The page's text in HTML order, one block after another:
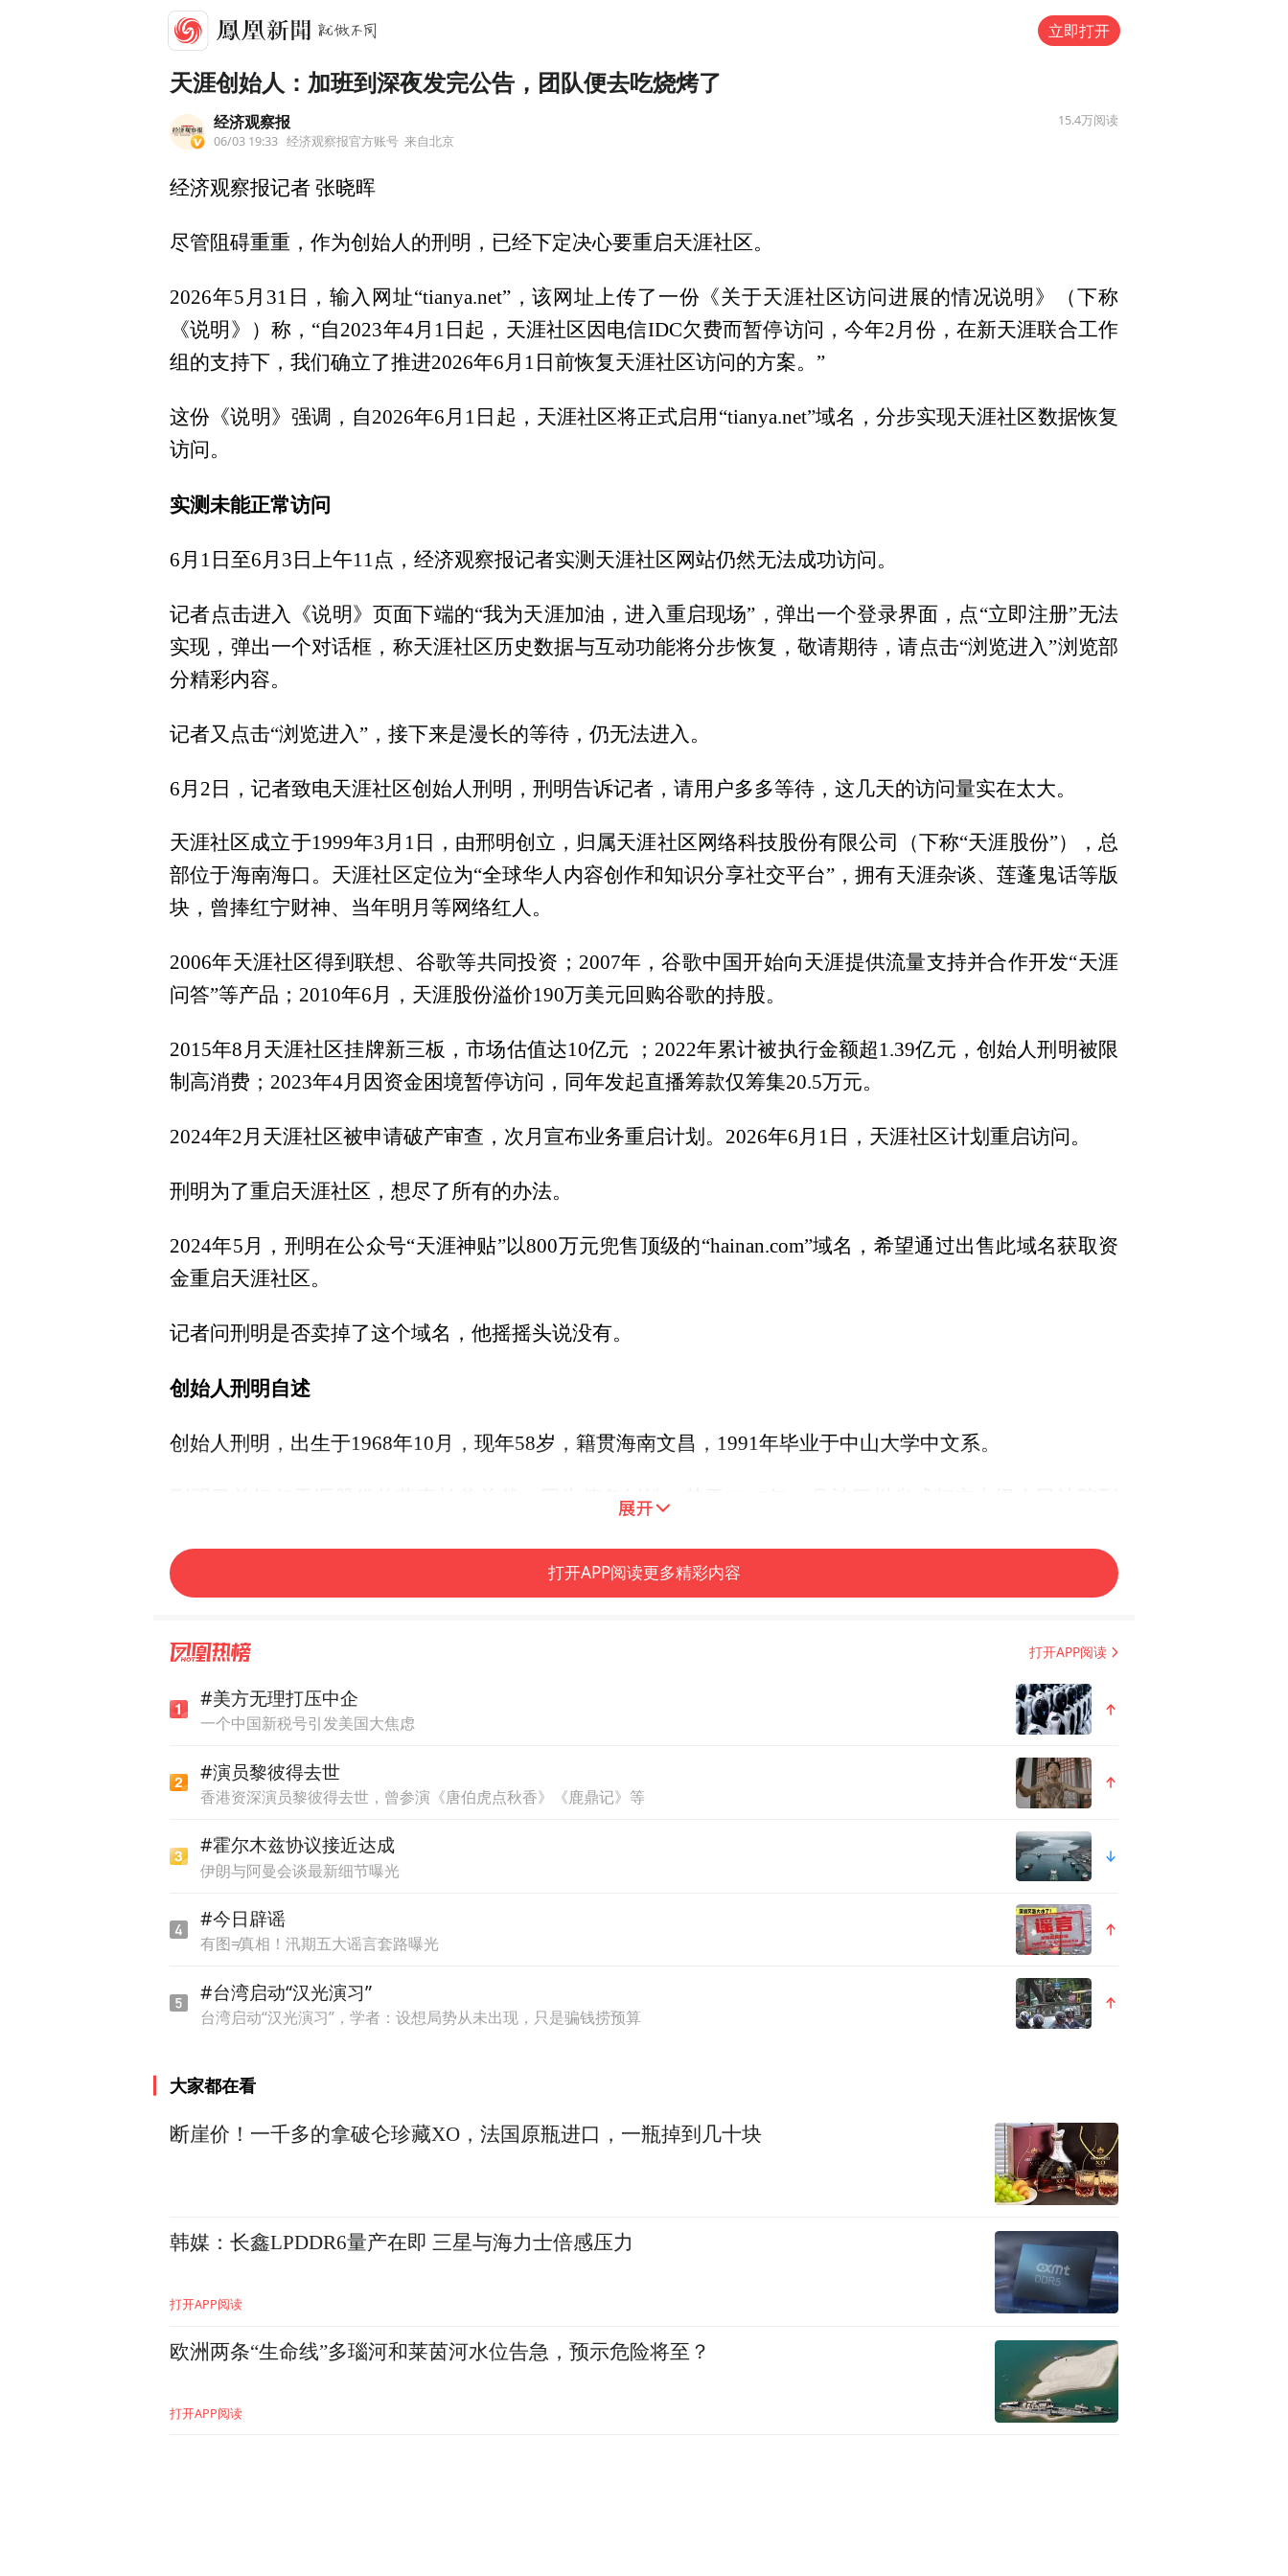
立即打开
天涯创始人：加班到深夜发完公告，团队便去吃烧烤了
经济观察报
06/03 19:33 经济观察报官方账号 来自北京
15.4万阅读
经济观察报记者 张晓晖
尽管阻碍重重，作为创始人的刑明，已经下定决心要重启天涯社区。
2026年5月31日，输入网址“tianya.net”，该网址上传了一份《关于天涯社区访问进展的情况说明》（下称
《说明》）称，“自2023年4月1日起，天涯社区因电信IDC欠费而暂停访问，今年2月份，在新天涯联合工作
组的支持下，我们确立了推进2026年6月1日前恢复天涯社区访问的方案。”
这份《说明》强调，自2026年6月1日起，天涯社区将正式启用“tianya.net”域名，分步实现天涯社区数据恢复
访问。
实测未能正常访问
6月1日至6月3日上午11点，经济观察报记者实测天涯社区网站仍然无法成功访问。
记者点击进入《说明》页面下端的“我为天涯加油，进入重启现场”，弹出一个登录界面，点“立即注册”无法
实现，弹出一个对话框，称天涯社区历史数据与互动功能将分步恢复，敬请期待，请点击“浏览进入”浏览部
分精彩内容。
记者又点击“浏览进入”，接下来是漫长的等待，仍无法进入。
6月2日，记者致电天涯社区创始人刑明，刑明告诉记者，请用户多多等待，这几天的访问量实在太大。
天涯社区成立于1999年3月1日，由邢明创立，归属天涯社区网络科技股份有限公司（下称“天涯股份”），总
部位于海南海口。天涯社区定位为“全球华人内容创作和知识分享社交平台”，拥有天涯杂谈、莲蓬鬼话等版
块，曾捧红宁财神、当年明月等网络红人。
2006年天涯社区得到联想、谷歌等共同投资；2007年，谷歌中国开始向天涯提供流量支持并合作开发“天涯
问答”等产品；2010年6月，天涯股份溢价190万美元回购谷歌的持股。
2015年8月天涯社区挂牌新三板，市场估值达10亿元 ；2022年累计被执行金额超1.39亿元，创始人刑明被限
制高消费；2023年4月因资金困境暂停访问，同年发起直播筹款仅筹集20.5万元。
2024年2月天涯社区被申请破产审查，次月宣布业务重启计划。2026年6月1日，天涯社区计划重启访问。
刑明为了重启天涯社区，想尽了所有的办法。
2024年5月，刑明在公众号“天涯神贴”以800万元兜售顶级的“hainan.com”域名，希望通过出售此域名获取资
金重启天涯社区。
记者问刑明是否卖掉了这个域名，他摇摇头说没有。
创始人刑明自述
创始人刑明，出生于1968年10月，现年58岁，籍贯海南文昌，1991年毕业于中山大学中文系。
刑明目前担任天涯股份的董事长兼总裁，因为债务纠纷，其于2025年11月被四川省成都市中级人民法院列
刑明向经济观察报记者介绍，天涯社区已经成功引入战略投资者——成都天涯客网络科技有限公司（下称
新天涯建设的核心力量，已陆续为天涯社区数据的存续提供了上百万资金。
成都天涯客的注册资本为3000万元，法定代表人是刘国胜，2025年企业员工2人，是四川乐智天下科技有限
公司的全资子公司，股权穿透之后，一位叫作杨杰的自然人是成都天涯客的实际控制人。
新天涯创世成员产品服务包还在全球发行了9999份，对外每份售价1999元。新天涯联合工作组称，这个创
世成员产品包含五大尊享权益：1、天涯重启者数字徽章；2、天涯客高级会员礼盒；3、天涯神贴付费专区
10年免费阅读权限；4、天涯元空间权益（包含数字钱包）；5、天涯客10年高级尊享会员折扣与1999个天
涯金豆。
经济观察报记者未能从新天涯联合工作组处获知该产品卖出去多少份。
核心诱因；受资金链断裂影响，截至2023年4月，天涯累计拖欠海南电信费用1600余万元，最终致使网站暂
刑明说，天涯社区最宝贵的是数据，平台历史数据迁移已通过仲裁拿到具备法律效力的裁决文书，数据迁移
落地需走完合规审批流程；数据是天涯核心资产，即便企业经营困难，天涯社区也持续投入资金保全全部历
史数据完整。
前天涯员工爆料和创始人回应
对于天涯社区重启这件事，有批评的声音。
一位不愿具名的天涯社区前骨干员工，发来两张图片，称记者看到的《说明》，是5月31日深夜，他们四个
打开APP阅读更多精彩内容
打开APP阅读
#美方无理打压中企
一个中国新税号引发美国大焦虑
#演员黎彼得去世
香港资深演员黎彼得去世，曾参演《唐伯虎点秋香》《鹿鼎记》等
#霍尔木兹协议接近达成
伊朗与阿曼会谈最新细节曝光
#今日辟谣
有图≠真相！汛期五大谣言套路曝光
#台湾启动“汉光演习”
台湾启动“汉光演习”，学者：设想局势从未出现，只是骗钱捞预算
大家都在看
断崖价！一千多的拿破仑珍藏XO，法国原瓶进口，一瓶掉到几十块
韩媒：长鑫LPDDR6量产在即 三星与海力士倍感压力
打开APP阅读
欧洲两条“生命线”多瑙河和莱茵河水位告急，预示危险将至？
打开APP阅读